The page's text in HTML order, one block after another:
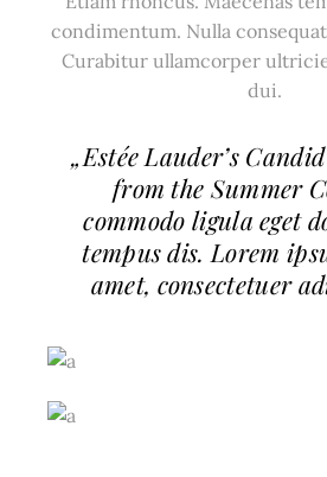
condimentum. Nulla
Curabitur ullamcorper
dui.
„Estée Lauder’s
from the Summer
commodo ligula eget
tempus dis. Lorem
amet, consectetuer